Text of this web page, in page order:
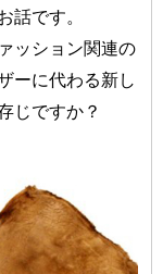
話です。
ッション関連の
ーに代わる新し
じですか？